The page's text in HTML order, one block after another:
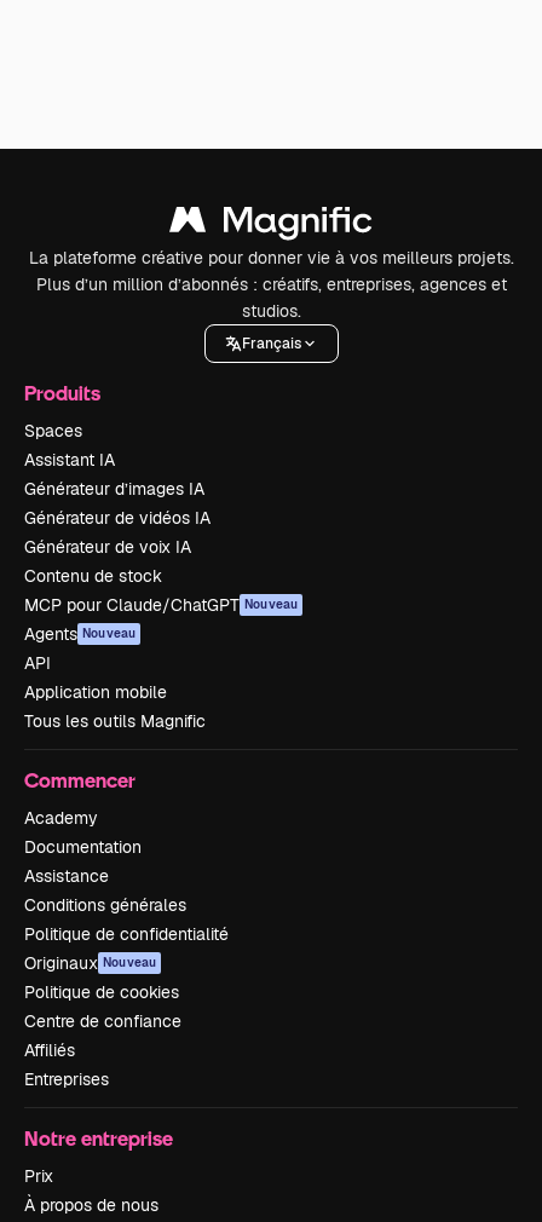
La plateforme créative pour donner vie à vos meilleurs projets.
Plus d’un million d’abonnés : créatifs, entreprises, agences et
studios.
Français
Produits
Spaces
Assistant IA
Générateur d’images IA
Générateur de vidéos IA
Générateur de voix IA
Contenu de stock
MCP pour Claude/ChatGPT Nouveau
Agents Nouveau
API
Application mobile
Tous les outils Magnific
Commencer
Academy
Documentation
Assistance
Conditions générales
Politique de confidentialité
Originaux Nouveau
Politique de cookies
Centre de confiance
Affiliés
Entreprises
Notre entreprise
Prix
À propos de nous